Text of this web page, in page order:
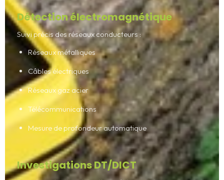
Détection électromagnétique
Suivi précis des réseaux conducteurs :
Réseaux métalliques
Câbles électriques
Réseaux gaz acier
Télécommunications
Mesure de profondeur automatique
Investigations DT/DICT